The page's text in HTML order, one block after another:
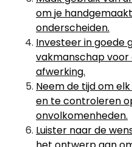
om je
onderscheiden.
Investeer in goede
vakmanschap
afwerking.
Neem de tijd om
en te controleren
onvolkomenheden.
Luister naar de